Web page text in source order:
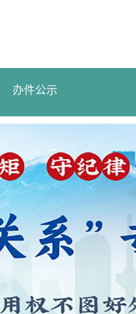
办件公示